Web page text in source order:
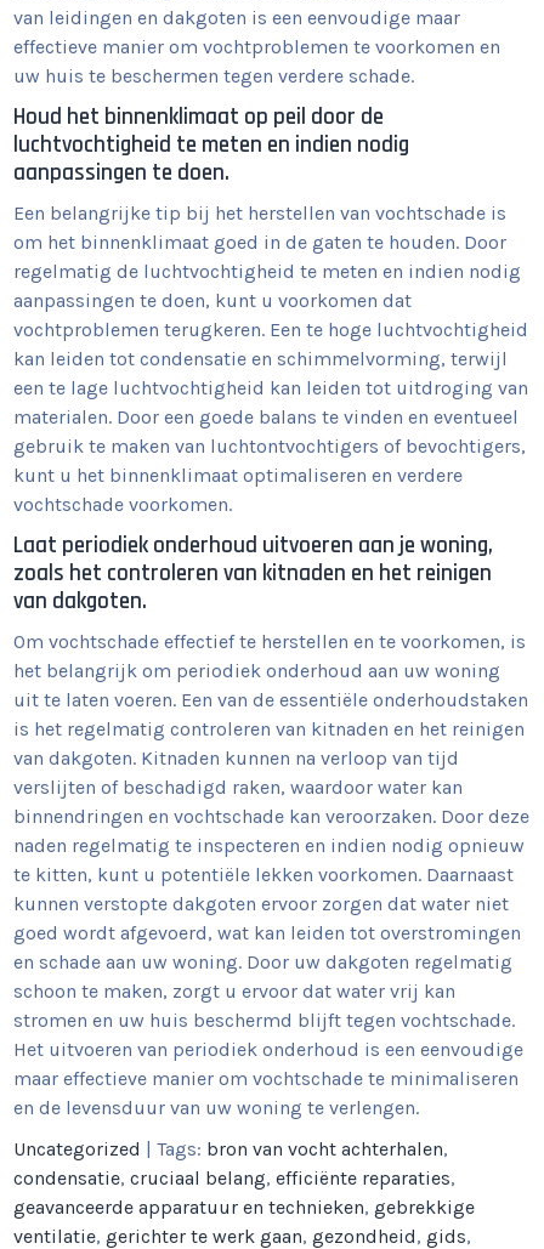
van leidingen en dakgoten is een eenvoudige maar
effectieve manier om vochtproblemen te voorkomen en
uw huis te beschermen tegen verdere schade.
Houd het binnenklimaat op peil door de
luchtvochtigheid te meten en indien nodig
aanpassingen te doen.
Een belangrijke tip bij het herstellen van vochtschade is
om het binnenklimaat goed in de gaten te houden. Door
regelmatig de luchtvochtigheid te meten en indien nodig
aanpassingen te doen, kunt u voorkomen dat
vochtproblemen terugkeren. Een te hoge luchtvochtigheid
kan leiden tot condensatie en schimmelvorming, terwijl
een te lage luchtvochtigheid kan leiden tot uitdroging van
materialen. Door een goede balans te vinden en eventueel
gebruik te maken van luchtontvochtigers of bevochtigers,
kunt u het binnenklimaat optimaliseren en verdere
vochtschade voorkomen.
Laat periodiek onderhoud uitvoeren aan je woning,
zoals het controleren van kitnaden en het reinigen
van dakgoten.
Om vochtschade effectief te herstellen en te voorkomen, is
het belangrijk om periodiek onderhoud aan uw woning
uit te laten voeren. Een van de essentiële onderhoudstaken
is het regelmatig controleren van kitnaden en het reinigen
van dakgoten. Kitnaden kunnen na verloop van tijd
verslijten of beschadigd raken, waardoor water kan
binnendringen en vochtschade kan veroorzaken. Door deze
naden regelmatig te inspecteren en indien nodig opnieuw
te kitten, kunt u potentiële lekken voorkomen. Daarnaast
kunnen verstopte dakgoten ervoor zorgen dat water niet
goed wordt afgevoerd, wat kan leiden tot overstromingen
en schade aan uw woning. Door uw dakgoten regelmatig
schoon te maken, zorgt u ervoor dat water vrij kan
stromen en uw huis beschermd blijft tegen vochtschade.
Het uitvoeren van periodiek onderhoud is een eenvoudige
maar effectieve manier om vochtschade te minimaliseren
en de levensduur van uw woning te verlengen.
Uncategorized | Tags: bron van vocht achterhalen,
condensatie,cruciaal belang,efficiënte reparaties,
geavanceerde apparatuur en technieken,gebrekkige
ventilatie,gerichter te werk gaan,gezondheid,gids,